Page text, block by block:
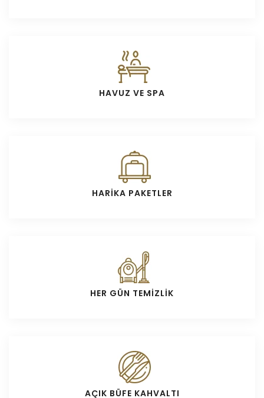
HAVUZ VE SPA
HARİKA PAKETLER
HER GÜN TEMİZLİK
AÇIK BÜFE KAHVALTI